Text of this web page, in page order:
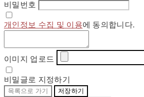
비밀번호
개인정보 수집 및 이용에 동의합니다.
이미지 업로드
비밀글로 지정하기
목록으로 가기 저장하기